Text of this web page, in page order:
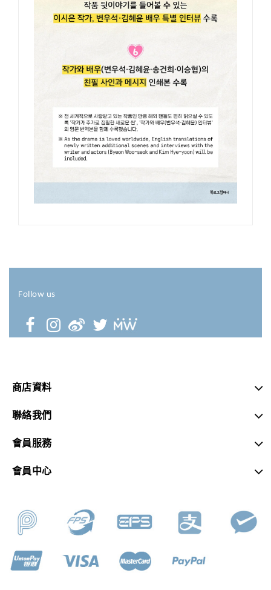
Follow us
商店資料
聯絡我們
會員服務
會員中心